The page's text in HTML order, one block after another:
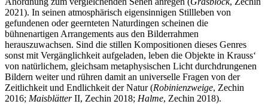
2021). In seinen atmosphärisch eigensinnigen Stillleben von
gefundenen oder geernteten Naturdingen scheinen die
bühnenartigen Arrangements aus den Bilderrahmen
herauszuwachsen. Sind die stillen Kompositionen dieses Genres
sonst mit Vergänglichkeit aufgeladen, leben die Objekte in Krauss‘
von natürlichem, gleichsam metaphysischen Licht durchdrungenen
Bildern weiter und rühren damit an universelle Fragen von der
Zeitlichkeit und Endlichkeit der Natur (Robinienzweige, Zechin
2016; MaisblätterII, Zechin 2018; Halme, Zechin 2018).